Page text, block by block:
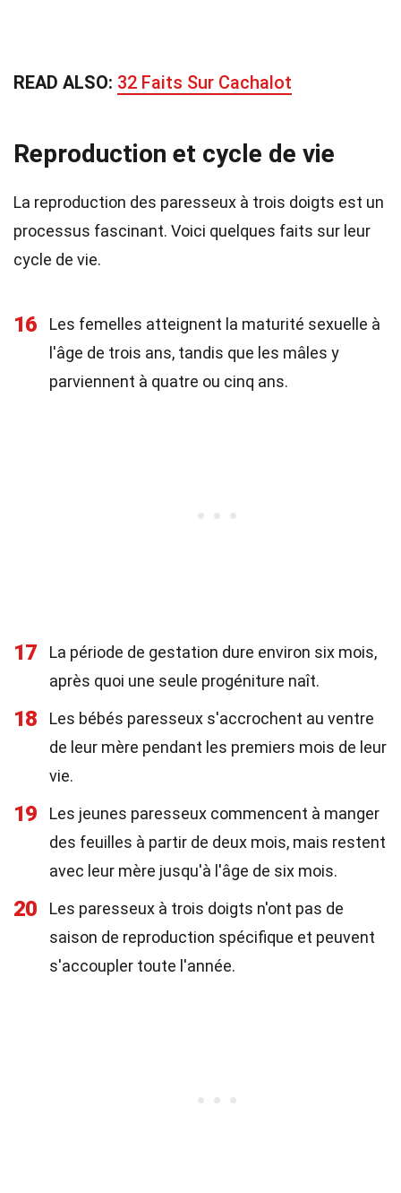
READ ALSO: 32 Faits Sur Cachalot
Reproduction et cycle de vie
La reproduction des paresseux à trois doigts est un
processus fascinant. Voici quelques faits sur leur
cycle de vie.
16
Les femelles atteignent la maturité sexuelle à
l'âge de trois ans, tandis que les mâles y
parviennent à quatre ou cinq ans.
17
La période de gestation dure environ six mois,
après quoi une seule progéniture naît.
18
Les bébés paresseux s'accrochent au ventre
de leur mère pendant les premiers mois de leur
vie.
19
Les jeunes paresseux commencent à manger
des feuilles à partir de deux mois, mais restent
avec leur mère jusqu'à l'âge de six mois.
20
Les paresseux à trois doigts n'ont pas de
saison de reproduction spécifique et peuvent
s'accoupler toute l'année.